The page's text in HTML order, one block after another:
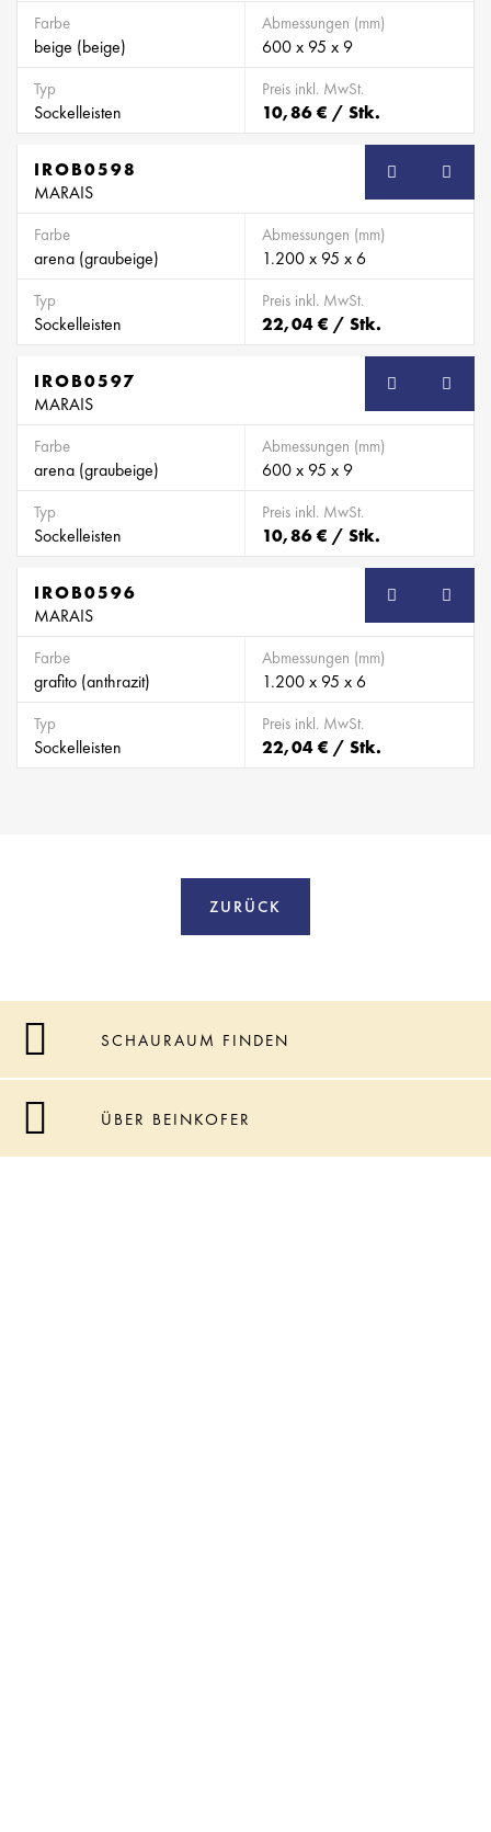
Farbe
beige (beige)
Abmessungen (mm)
600 x 95 x 9
Typ
Sockelleisten
Preis inkl. MwSt.
10,86 € / Stk.
SB
IROB0598
MARAIS
Farbe
arena (graubeige)
Abmessungen (mm)
1.200 x 95 x 6
Typ
Sockelleisten
Preis inkl. MwSt.
22,04 € / Stk.
SB
IROB0597
MARAIS
Farbe
arena (graubeige)
Abmessungen (mm)
600 x 95 x 9
Typ
Sockelleisten
Preis inkl. MwSt.
10,86 € / Stk.
SB
IROB0596
MARAIS
Farbe
grafito (anthrazit)
Abmessungen (mm)
1.200 x 95 x 6
Typ
Sockelleisten
Preis inkl. MwSt.
22,04 € / Stk.
ZURÜCK
SCHAURAUM FINDEN
ÜBER BEINKOFER